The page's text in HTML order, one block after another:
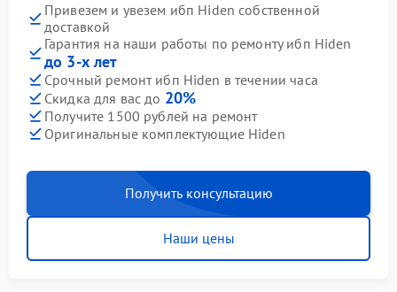
Привезем и увезем ибп Hiden собственной
доставкой
Гарантия на наши работы по ремонту ибп Hiden
до 3-х лет
Срочный ремонт ибп Hiden в течении часа
Скидка для вас до 20%
Получите 1500 рублей на ремонт
Оригинальные комплектующие Hiden
Получить консультацию
Наши цены